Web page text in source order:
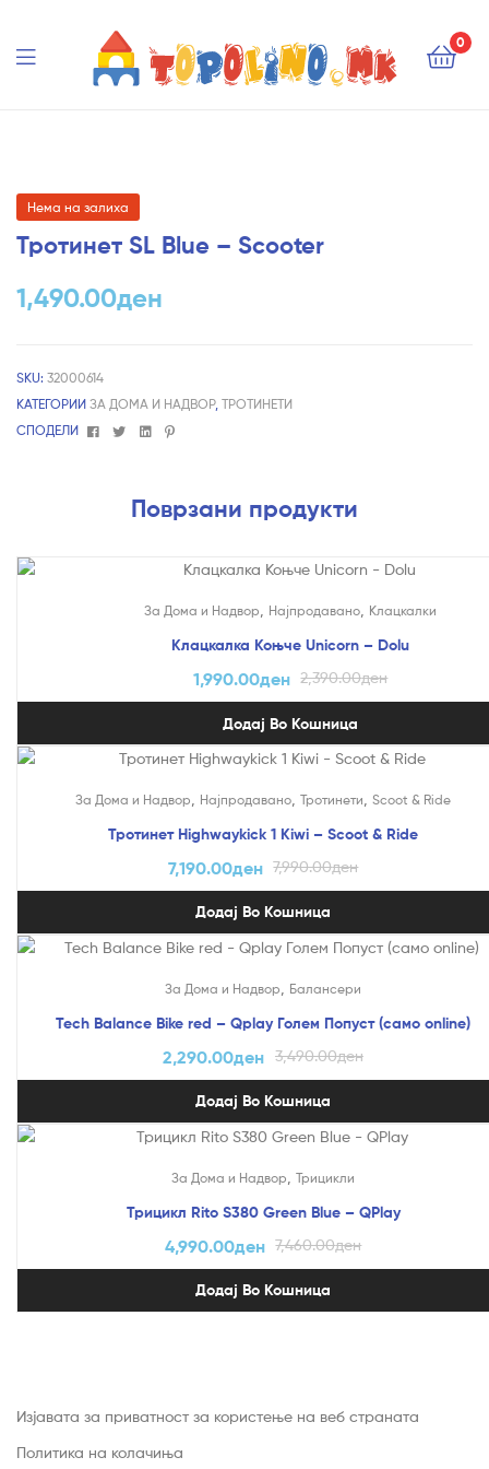
0
Нема на залиха
Тротинет SL Blue – Scooter
1,490.00ден
SKU: 32000614
КАТЕГОРИИ ЗА ДОМА И НАДВОР, ТРОТИНЕТИ
СПОДЕЛИ
FacebookTwitterLinkedin
Pinterest
Поврзани продукти
За Дома и Надвор, Најпродавано, Клацкалки
Клацкалка Коњче Unicorn – Dolu
2,390.00ден
1,990.00ден
Додај Во Кошница
За Дома и Надвор Најпродавано Тротинети Scoot & Ride
Тротинет Highwaykick 1 Kiwi – Scoot & Ride
7,990.00ден
7,190.00ден
Додај Во Кошница
За Дома и Надвор Балансери
Tech Balance Bike red – Qplay Голем Попуст (само online)
3,490.00ден
2,290.00ден
Додај Во Кошница
За Дома и Надвор Трицикли
Трицикл Rito S380 Green Blue – QPlay
7,460.00ден
4,990.00ден
Додај Во Кошница
Изјавата за приватност за користење на веб страната
Политика на колачиња